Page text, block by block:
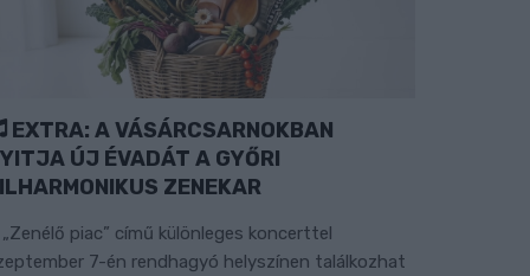
EXTRA: A VÁSÁRCSARNOKBAN
ÚJ ÉVADÁT A GYŐRI
ZENEKAR
piac” című különleges koncerttel
7-én rendhagyó helyszínen találkozhat